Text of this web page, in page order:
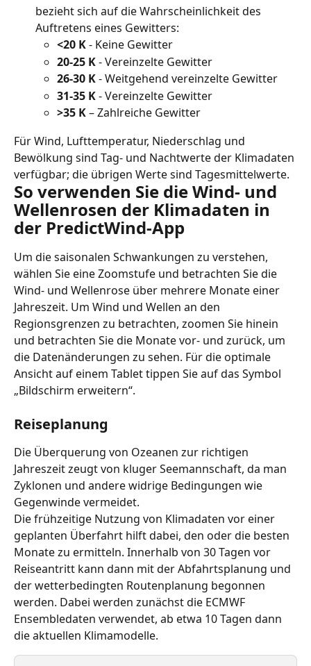
bezieht sich auf die Wahrscheinlichkeit des
Auftretens eines Gewitters:
<20 K - Keine Gewitter
20-25 K - Vereinzelte Gewitter
26-30 K - Weitgehend vereinzelte Gewitter
31-35 K - Vereinzelte Gewitter
>35 K – Zahlreiche Gewitter
Für Wind, Lufttemperatur, Niederschlag und
Bewölkung sind Tag- und Nachtwerte der Klimadaten
verfügbar; die übrigen Werte sind Tagesmittelwerte.
So verwenden Sie die Wind- und
Wellenrosen der Klimadaten in
der PredictWind-App
Um die saisonalen Schwankungen zu verstehen,
wählen Sie eine Zoomstufe und betrachten Sie die
Wind- und Wellenrose über mehrere Monate einer
Jahreszeit. Um Wind und Wellen an den
Regionsgrenzen zu betrachten, zoomen Sie hinein
und betrachten Sie die Monate vor- und zurück, um
die Datenänderungen zu sehen. Für die optimale
Ansicht auf einem Tablet tippen Sie auf das Symbol
„Bildschirm erweitern“.
Reiseplanung
Die Überquerung von Ozeanen zur richtigen
Jahreszeit zeugt von kluger Seemannschaft, da man
Zyklonen und andere widrige Bedingungen wie
Gegenwinde vermeidet.
Die frühzeitige Nutzung von Klimadaten vor einer
geplanten Überfahrt hilft dabei, den oder die besten
Monate zu ermitteln. Innerhalb von 30 Tagen vor
Reiseantritt kann dann mit der Abfahrtsplanung und
der wetterbedingten Routenplanung begonnen
werden. Dabei werden zunächst die ECMWF
Ensembledaten verwendet, ab etwa 10 Tagen dann
die aktuellen Klimamodelle.